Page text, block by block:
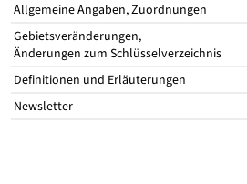
Allgemeine Angaben, Zuordnungen
Gebietsveränderungen,
Änderungen zum Schlüsselverzeichnis
Definitionen und Erläuterungen
Newsletter